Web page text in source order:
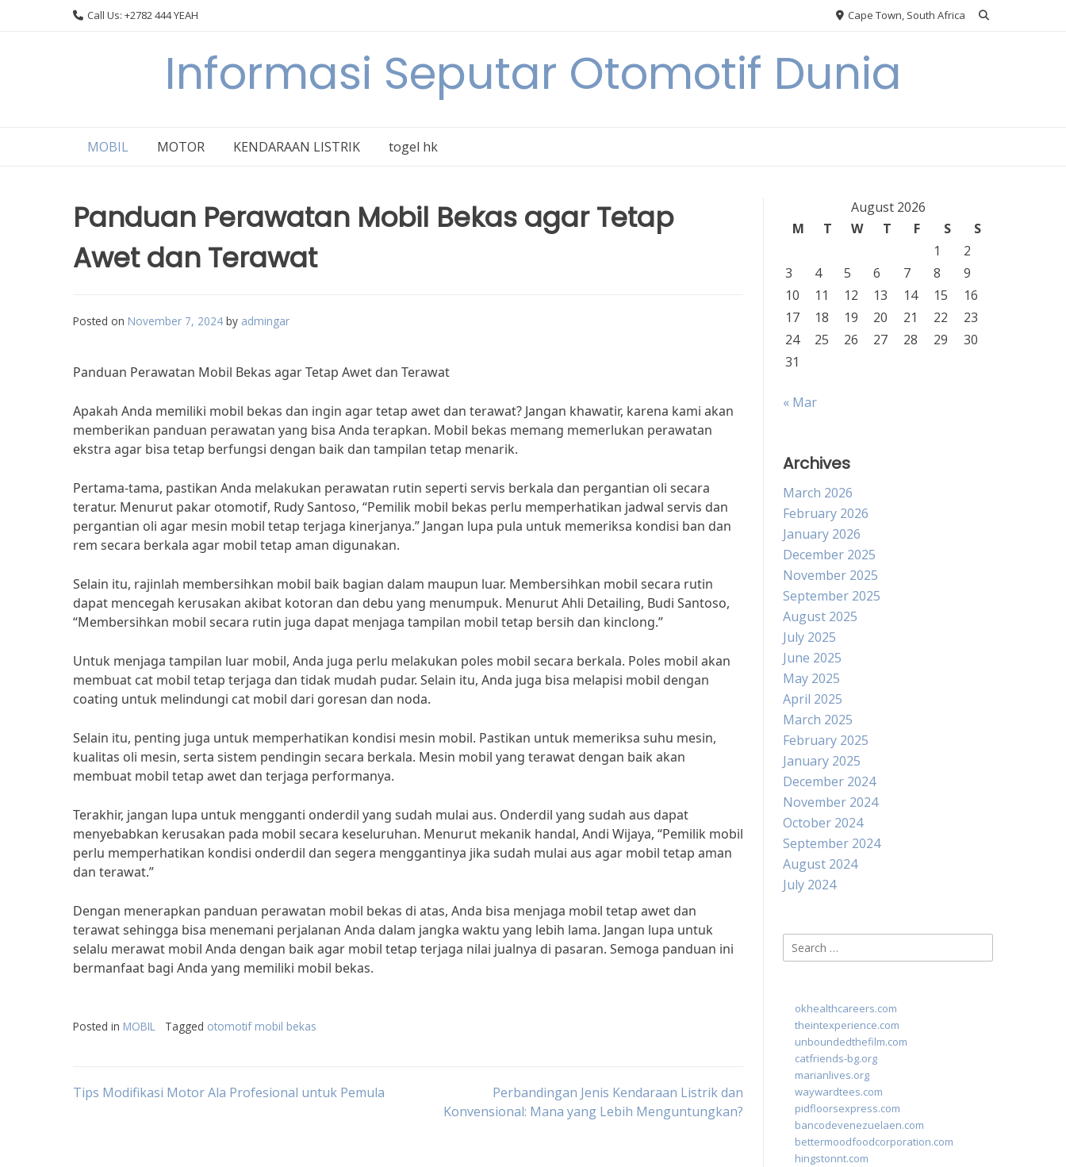
Call Us: +2782 444 YEAH Cape Town, South Africa
Informasi Seputar Otomotif Dunia
MOBIL MOTOR KENDARAAN LISTRIK togel hk
Panduan Perawatan Mobil Bekas agar Tetap
Awet dan Terawat
Posted on November 7, 2024 by admingar
Panduan Perawatan Mobil Bekas agar Tetap Awet dan Terawat
Apakah Anda memiliki mobil bekas dan ingin agar tetap awet dan terawat? Jangan khawatir, karena kami akan
memberikan panduan perawatan yang bisa Anda terapkan. Mobil bekas memang memerlukan perawatan
ekstra agar bisa tetap berfungsi dengan baik dan tampilan tetap menarik.
Pertama-tama, pastikan Anda melakukan perawatan rutin seperti servis berkala dan pergantian oli secara
teratur. Menurut pakar otomotif, Rudy Santoso, “Pemilik mobil bekas perlu memperhatikan jadwal servis dan
pergantian oli agar mesin mobil tetap terjaga kinerjanya.” Jangan lupa pula untuk memeriksa kondisi ban dan
rem secara berkala agar mobil tetap aman digunakan.
Selain itu, rajinlah membersihkan mobil baik bagian dalam maupun luar. Membersihkan mobil secara rutin
dapat mencegah kerusakan akibat kotoran dan debu yang menumpuk. Menurut Ahli Detailing, Budi Santoso,
“Membersihkan mobil secara rutin juga dapat menjaga tampilan mobil tetap bersih dan kinclong.”
Untuk menjaga tampilan luar mobil, Anda juga perlu melakukan poles mobil secara berkala. Poles mobil akan
membuat cat mobil tetap terjaga dan tidak mudah pudar. Selain itu, Anda juga bisa melapisi mobil dengan
coating untuk melindungi cat mobil dari goresan dan noda.
Selain itu, penting juga untuk memperhatikan kondisi mesin mobil. Pastikan untuk memeriksa suhu mesin,
kualitas oli mesin, serta sistem pendingin secara berkala. Mesin mobil yang terawat dengan baik akan
membuat mobil tetap awet dan terjaga performanya.
Terakhir, jangan lupa untuk mengganti onderdil yang sudah mulai aus. Onderdil yang sudah aus dapat
menyebabkan kerusakan pada mobil secara keseluruhan. Menurut mekanik handal, Andi Wijaya, “Pemilik mobil
perlu memperhatikan kondisi onderdil dan segera menggantinya jika sudah mulai aus agar mobil tetap aman
dan terawat.”
Dengan menerapkan panduan perawatan mobil bekas di atas, Anda bisa menjaga mobil tetap awet dan
terawat sehingga bisa menemani perjalanan Anda dalam jangka waktu yang lebih lama. Jangan lupa untuk
selalu merawat mobil Anda dengan baik agar mobil tetap terjaga nilai jualnya di pasaran. Semoga panduan ini
bermanfaat bagi Anda yang memiliki mobil bekas.
Posted in MOBIL Tagged otomotif mobil bekas
Post
Tips Modifikasi Motor Ala Profesional untuk Pemula
Perbandingan Jenis Kendaraan Listrik dan
Konvensional: Mana yang Lebih Menguntungkan?
August 2026
M
T W T F S
S
1
2
3
4 5 6 7 8
9
10
11 12 13 14 15
16
17
18 19 20 21 22
23
24
25 26 27 28 29
30
31
« Mar
Archives
March 2026
February 2026
January 2026
December 2025
November 2025
September 2025
August 2025
July 2025
June 2025
May 2025
April 2025
March 2025
February 2025
January 2025
December 2024
November 2024
October 2024
September 2024
August 2024
July 2024
Search
for:
okhealthcareers.com
theintexperience.com
unboundedthefilm.com
catfriends-bg.org
marianlives.org
waywardtees.com
pidfloorsexpress.com
bancodevenezuelaen.com
bettermoodfoodcorporation.com
hingstonnt.com